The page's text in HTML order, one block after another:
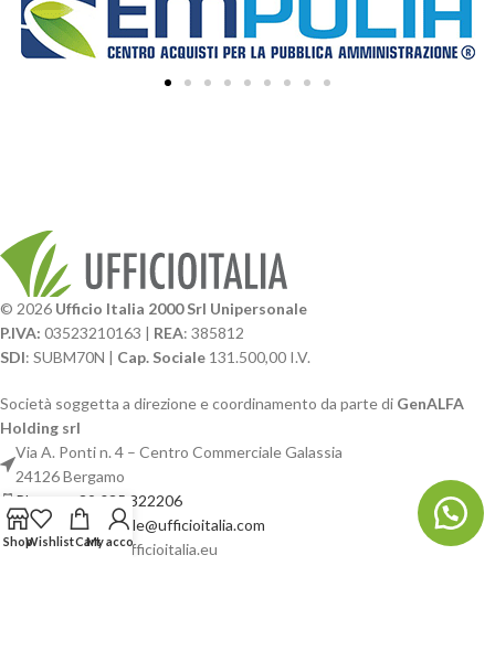
© 2026 Ufficio Italia 2000 Srl Unipersonale
P.IVA: 03523210163 | REA: 385812
SDI: SUBM70N | Cap. Sociale 131.500,00 I.V.
Società soggetta a direzione e coordinamento da parte di GenALFA
Holding srl
Via A. Ponti n. 4 – Centro Commerciale Galassia
24126 Bergamo
Phone: +39.035.322206
Email: commerciale@ufficioitalia.com
PEC: info@pec.ufficioitalia.eu
ShopWishlistCartMy account